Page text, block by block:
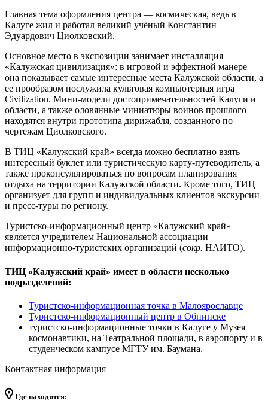
Главная тема оформления центра — космическая, ведь в
Калуге жил и работал великий учёный Константин
Эдуардович Циолковский.
Основное место в экспозиции занимает инсталляция
«Калужская цивилизация»: в игровой и эффектной манере
она показывает самые интересные места Калужской области, а
ее прообразом послужила культовая компьютерная игра
Civilization. Мини-модели достопримечательностей Калуги и
области, а также оловянные миниатюры воинов прошлого
находятся внутри прототипа дирижабля, созданного по
чертежам Циолковского.
В ТИЦ «Калужский край» всегда можно бесплатно взять
интересный буклет или туристическую карту-путеводитель, а
также проконсультироваться по вопросам планирования
отдыха на территории Калужской области. Кроме того, ТИЦ
организует для групп и индивидуальных клиентов экскурсии
и пресс-туры по региону.
Туристско-информационный центр «Калужский край»
является учредителем Национальной ассоциации
информационно-туристских организаций (сокр. НАИТО).
ТИЦ «Калужский край» имеет в области несколько
подразделений:
Туристско-информационная точка в Малоярославце
Туристско-информационный центр в Обнинске
туристско-информационные точки в Калуге у Музея
космонавтики, на Театральной площади, в аэропорту и в
студенческом кампусе МГТУ им. Баумана.
Контактная информация
Где находится: